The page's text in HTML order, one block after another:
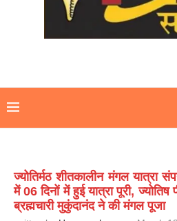
ज्योतिर्मठ शीतकालीन मंगल यात्रा
में 06 दिनों में हुई यात्रा पूरी,
ब्रह्मचारी मुकुंदानंद ने की मंगल पूजा